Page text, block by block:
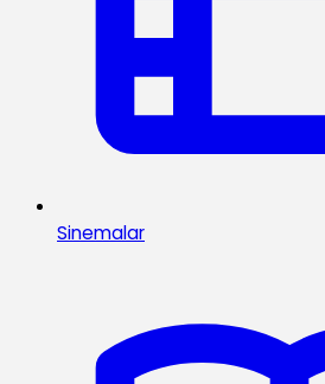
Sinemalar